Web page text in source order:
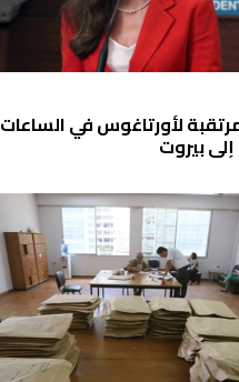
مرتقبة لأورتاغوس في الساعات
بيروت